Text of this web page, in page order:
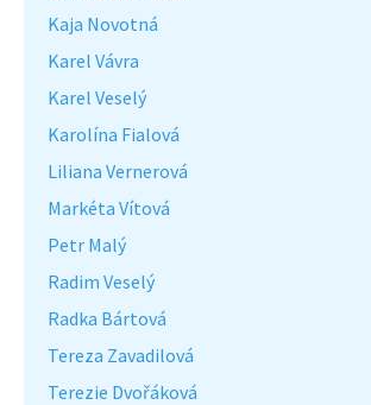
Kaja Novotná
Karel Vávra
Karel Veselý
Karolína Fialová
Liliana Vernerová
Markéta Vítová
Petr Malý
Radim Veselý
Radka Bártová
Tereza Zavadilová
Terezie Dvořáková